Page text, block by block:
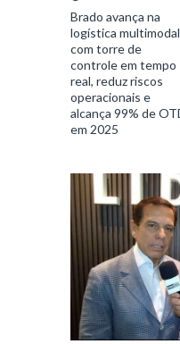
Brado avança na
logística multimodal
com torre de
controle em tempo
real, reduz riscos
operacionais e
alcança 99% de
em 2025